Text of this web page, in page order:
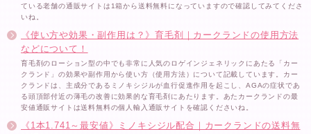
ている老舗の通販サイトは1箱から送料無料になっていますので確認してみてくださ
いね。
《使い方や効果・副作用は？》育毛剤｜カークランドの使用方法
などについて！
育毛剤のローション型の中でも非常に人気のロゲインジェネリックにあたる「カー
クランド」の効果や副作用から使い方（使用方法）について記載しています。カー
クランドは、主成分であるミノキシジルが血行促進作用を起こし、AGAの症状であ
る頭頂部付近の薄毛の改善に効果的な育毛剤にあたります。あたカークランドの最
安値通販サイトは送料無料の個人輸入通販サイトを確認くださいね。
《1本1.741～最安値》ミノキシジル配合｜カークランドの送料無